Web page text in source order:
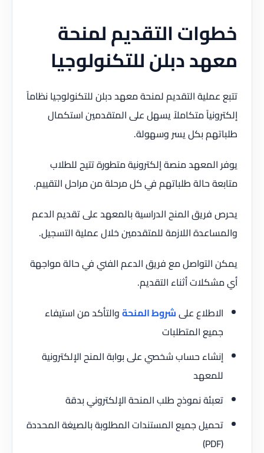
خطوات التقديم لمنحة
معهد دبلن للتكنولوجيا
تتبع عملية التقديم لمنحة معهد دبلن للتكنولوجيا نظاماً
إلكترونياً متكاملاً يسهل على المتقدمين استكمال
طلباتهم بكل يسر وسهولة.
يوفر المعهد منصة إلكترونية متطورة تتيح للطلاب
متابعة حالة طلباتهم في كل مرحلة من مراحل التقييم.
يحرص فريق المنح الدراسية بالمعهد على تقديم الدعم
والمساعدة اللازمة للمتقدمين خلال عملية التسجيل.
يمكن التواصل مع فريق الدعم الفني في حالة مواجهة
أي مشكلات أثناء التقديم.
الاطلاع علىشروط المنحةوالتأكد من استيفاء
جميع المتطلبات
إنشاء حساب شخصي على بوابة المنح الإلكترونية
للمعهد
تعبئة نموذج طلب المنحة الإلكتروني بدقة
تحميل جميع المستندات المطلوبة بالصيغة المحددة
(PDF)